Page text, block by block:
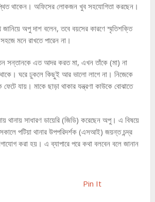
থাকেন। অফিসের লোকজন খুব সহযোগিতা করছেন।
জানিয়ে অপু দাশ বলেন, তবে বয়সের কারণে স্মৃতিশক্তি
মনে রাখতে পারেন না।
সন্তানকে এত আদর করত মা, এখন তাঁকে (মা) না
থাকে। ঘরে ঢুকলে কিছুই আর ভালো লাগে না। নিজেকে
যায়। মাকে ছাড়া থাকার যন্ত্রণা কাউকে বোঝাতে
থানায় সাধারণ ডায়েরি (জিডি) করেছেন অপু। এ বিষয়ে
পটিয়া থানার উপপরিদর্শক (এসআই) জয়ন্ত চন্দ্র
করা হয়। এ ব্যাপারে পরে কথা বলবেন বলে জানান
Pin It